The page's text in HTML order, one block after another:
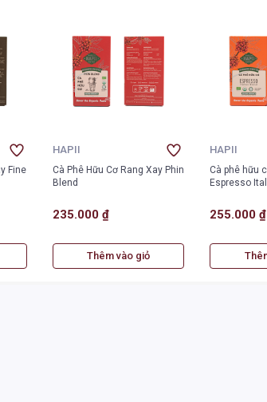
Fine
HAPII
Cà Phê Hữu Cơ Rang Xay Phin
Blend
235.000 ₫
Thêm vào giỏ
HAPII
Cà phê hữu
Espresso
255.000 ₫